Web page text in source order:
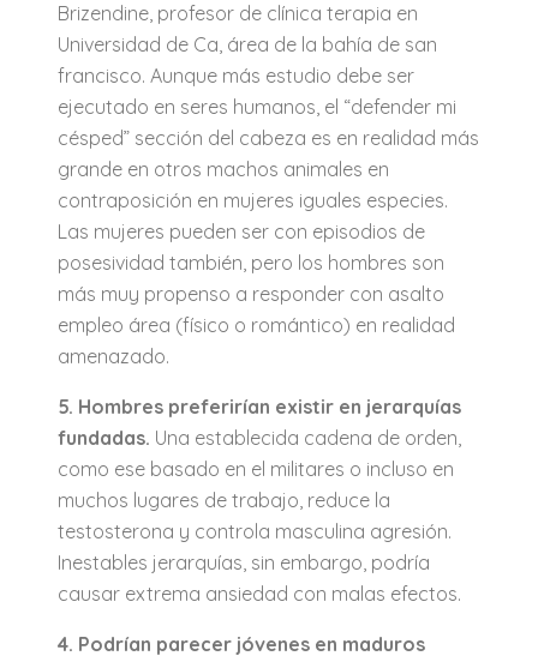
Brizendine, profesor de clínica terapia en
Universidad de Ca, área de la bahía de san
francisco. Aunque más estudio debe ser
ejecutado en seres humanos, el “defender mi
césped” sección del cabeza es en realidad más
grande en otros machos animales en
contraposición en mujeres iguales especies.
Las mujeres pueden ser con episodios de
posesividad también, pero los hombres son
más muy propenso a responder con asalto
empleo área (físico o romántico) en realidad
amenazado.
5. Hombres preferirían existir en jerarquías
fundadas. Una establecida cadena de orden,
como ese basado en el militares o incluso en
muchos lugares de trabajo, reduce la
testosterona y controla masculina agresión.
Inestables jerarquías, sin embargo, podría
causar extrema ansiedad con malas efectos.
4. Podrían parecer jóvenes en maduros